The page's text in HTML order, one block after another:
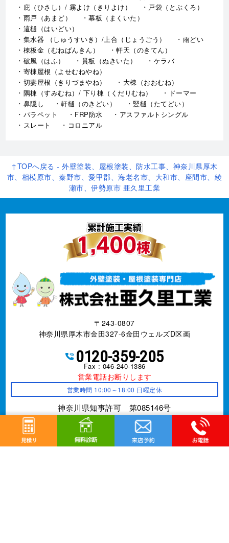
庇（ひさし）/ 霧よけ（きりよけ）
戸袋（とぶくろ）
雨戸（あまど）
幕板（まくいた）
這樋（はいどい）
集水器 （しゅうすいき）/上合（じょうごう）
雨どい
棟板金（むねばんきん）
軒天（のきてん）
破風（はふ）
貫板（ぬきいた）
ケラバ
寄棟屋根（よせむねやね）
切妻屋根（きりづまやね）
大棟（おおむね）
隅棟（すみむね）/ 下り棟（くだりむね）
ドーマー
鼻隠し
軒樋（のきどい）
竪樋（たてどい）
パラペット
FRP防水
アスファルトシングル
スレート
コロニアル
↑TOPへ戻る - 外壁塗装、屋根塗装、防水工事、神奈川県厚木
市、相模原市、秦野市、愛甲郡、海老名市、大和市、座間市、綾
瀬市、伊勢原市 亜久里工業
〒243-0807
神奈川県厚木市金田327-6金田ウェルズD区画
0120-359-205
Fax : 046-240-1386
営業電話お断りします
営業時間 10:00～18:00 日曜定休
神奈川県知事許可 第085146号
外壁改修工事、塗装工事⼀式、防水工事、シーリング